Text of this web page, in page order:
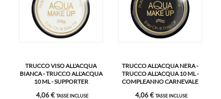
TRUCCO VISO ALL'ACQUA
BIANCA - TRUCCO ALL'ACQUA
10 ML - SUPPORTER
HALLOWEEN
4,06 € TASSE INCLUSE
TRUCCO ALL'ACQUA NERA -
TRUCCO ALL'ACQUA 10 ML -
COMPLEANNO CARNEVALE
4,06 € TASSE INCLUSE